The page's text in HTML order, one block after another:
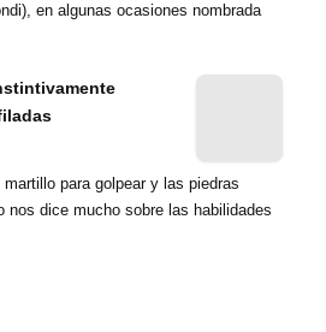
en algunas ocasiones nombrada
para golpear y las piedras
nos dice mucho sobre las habilidades